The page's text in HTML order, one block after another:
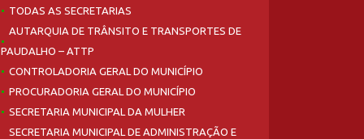
TODAS AS SECRETARIAS
AUTARQUIA DE TRÂNSITO E TRANSPORTES DE
PAUDALHO – ATTP
CONTROLADORIA GERAL DO MUNICÍPIO
PROCURADORIA GERAL DO MUNICÍPIO
SECRETARIA MUNICIPAL DA MULHER
SECRETARIA MUNICIPAL DE ADMINISTRAÇÃO E